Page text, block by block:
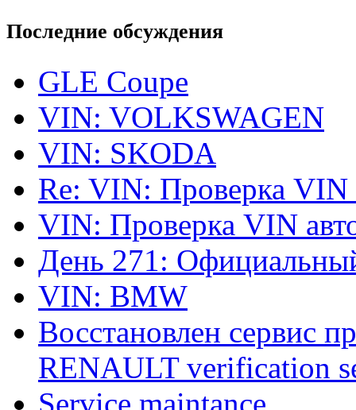
Последние обсуждения
GLE Coupe
VIN: VOLKSWAGEN
VIN: SKODA
Re: VIN: Проверка VIN
VIN: Проверка VIN
День 271:
VIN: BMW
Восстановлен сервис
RENAULT verification